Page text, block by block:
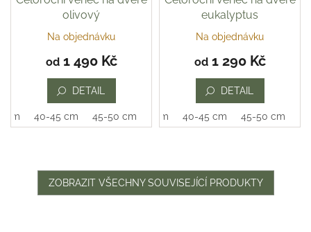
olivový
Průměrné
produktu
5
hvězdiček.
Na objednávku
od1 490 Kč
DETAIL
cm 40-45 cm 45-50 cm
eukalyptus
Na objednávku
od1 290 Kč
DETAIL
35-40 cm 40-45 cm 45-50 cm
ZOBRAZIT VŠECHNY SOUVISEJÍCÍ PRODUKTY